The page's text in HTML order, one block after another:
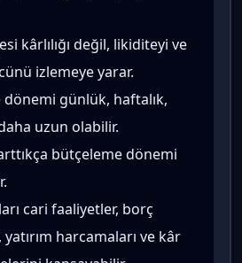
kârlılığı değil, likiditeyi ve
izlemeye yarar.
dönemi günlük, haftalık,
uzun olabilir.
bütçeleme dönemi
cari faaliyetler, borç
harcamaları ve kâr